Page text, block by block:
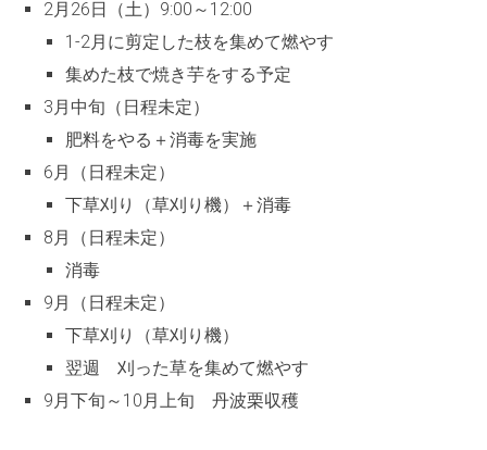
2月26日（土）9:00～12:00
1-2月に剪定した枝を集めて燃やす
集めた枝で焼き芋をする予定
3月中旬（日程未定）
肥料をやる＋消毒を実施
6月（日程未定）
下草刈り（草刈り機）＋消毒
8月（日程未定）
消毒
9月（日程未定）
下草刈り（草刈り機）
翌週 刈った草を集めて燃やす
9月下旬～10月上旬 丹波栗収穫